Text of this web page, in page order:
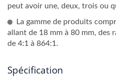
peut avoir une, deux, trois ou
La gamme de produits
allant de 18 mm à 80 mm, des
de 4:1 à 864:1.
Spécification